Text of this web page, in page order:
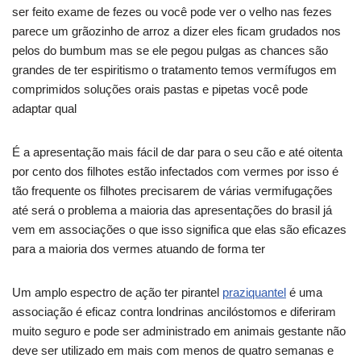
ser feito exame de fezes ou você pode ver o velho nas fezes
parece um grãozinho de arroz a dizer eles ficam grudados nos
pelos do bumbum mas se ele pegou pulgas as chances são
grandes de ter espiritismo o tratamento temos vermífugos em
comprimidos soluções orais pastas e pipetas você pode
adaptar qual
É a apresentação mais fácil de dar para o seu cão e até oitenta
por cento dos filhotes estão infectados com vermes por isso é
tão frequente os filhotes precisarem de várias vermifugações
até será o problema a maioria das apresentações do brasil já
vem em associações o que isso significa que elas são eficazes
para a maioria dos vermes atuando de forma ter
Um amplo espectro de ação ter pirantel praziquantel é uma
associação é eficaz contra londrinas ancilóstomos e diferiram
muito seguro e pode ser administrado em animais gestante não
deve ser utilizado em mais com menos de quatro semanas e